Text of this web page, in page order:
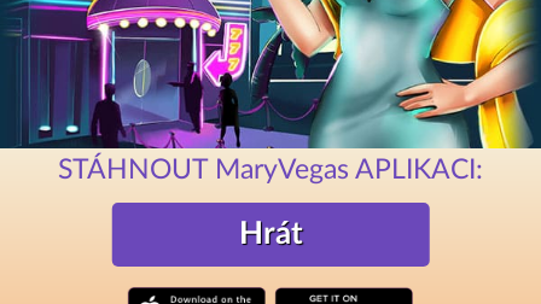
STÁHNOUT MaryVegas APLIKACI:
Hrát